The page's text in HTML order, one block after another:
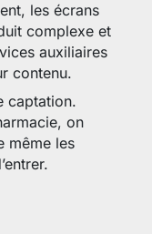
les écrans
complexe et
auxiliaires
contenu.
captation.
on
même les